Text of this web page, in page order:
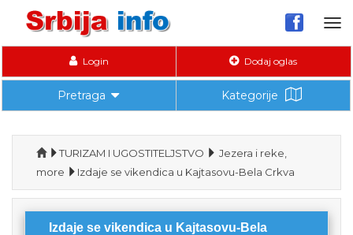
Login Dodaj oglas
Pretraga Kategorije
TURIZAM I UGOSTITELJSTVO
Jezera i reke,
more
Izdaje se vikendica u Kajtasovu-Bela Crkva
Izdaje se vikendica u Kajtasovu-Bela